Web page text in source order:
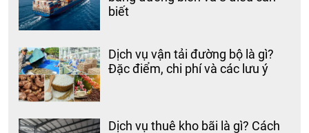
biết
Dịch vụ vận tải đường bộ là gì?
Đặc điểm, chi phí và các lưu ý
Dịch vụ thuê kho bãi là gì? Cách